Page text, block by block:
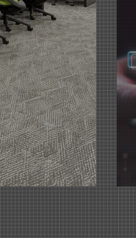
&テーブル＜Branato（ブ
る多彩なラインアップ～
文具
）＞ フレームホルダー
や賞状を飾りながら収納
特別利益の計上に関する
犬協会」への支援につい
文具
」にて『はにさっくポー